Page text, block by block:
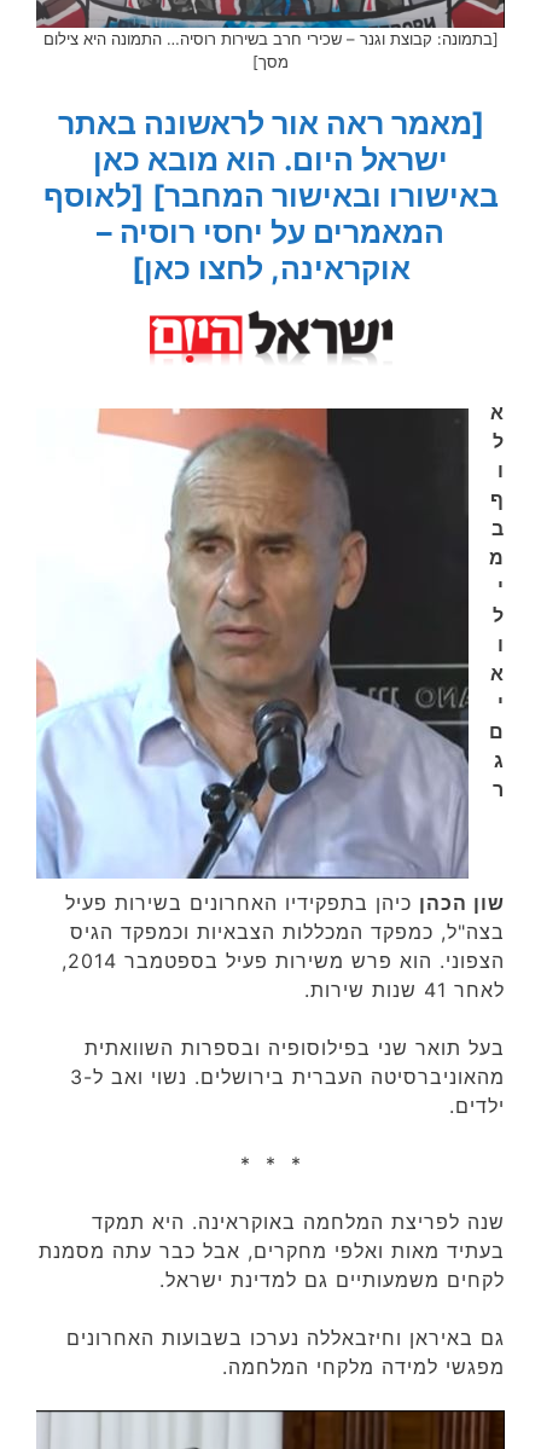
[בתמונה: קבוצת וגנר – שכירי חרב בשירות רוסיה… התמונה היא צילום
מסך]
[מאמר ראה אור לראשונה באתר
ישראל היום. הוא מובא כאן
באישורו ובאישור המחבר] [לאוסף
המאמרים על יחסי רוסיה –
אוקראינה, לחצו כאן]
א
ל
ו
ף
ב
מ
י
ל
ו
א
י
ם
ג
ר
שון הכהן כיהן בתפקידיו האחרונים בשירות פעיל
בצה"ל, כמפקד המכללות הצבאיות וכמפקד הגיס
הצפוני. הוא פרש משירות פעיל בספטמבר 2014,
לאחר 41 שנות שירות‏.
בעל תואר שני בפילוסופיה ובספרות השוואתית
מהאוניברסיטה העברית בירושלים. נשוי ואב ל-3
ילדים.
* * *
שנה לפריצת המלחמה באוקראינה. היא תמקד
בעתיד מאות ואלפי מחקרים, אבל כבר עתה מסמנת
לקחים משמעותיים גם למדינת ישראל.
גם באיראן וחיזבאללה נערכו בשבועות האחרונים
מפגשי למידה מלקחי המלחמה.